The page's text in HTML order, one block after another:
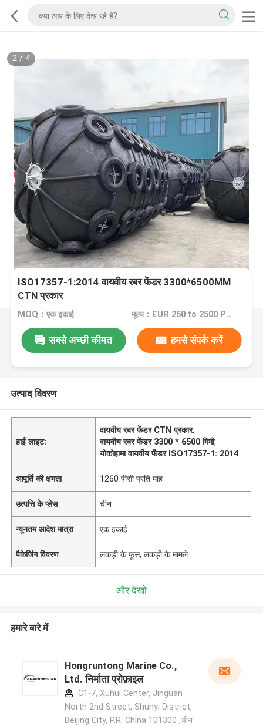
2/ 4
ISO17357-1:2014 वायवीय रबर फेंडर 3300*6500MM
CTN प्रकार
MOQ：एक इकाई मूल्य：EUR 250 to 2500 Per Piece
सबसे अच्छी कीमत हमसे संपर्क करें
उत्पाद विवरण
हाई लाइट:
वायवीय रबर फेंडर CTN प्रकार,
वायवीय रबर फेंडर 3300 * 6500 मिमी,
योकोहामा वायवीय फेंडर ISO17357-1: 2014
आपूर्ति की क्षमता 1260 पीसी प्रति माह
उत्पत्ति के प्लेस चीन
न्यूनतम आदेश मात्रा एक इकाई
पैकेजिंग विवरण लकड़ी के फूस, लकड़ी के मामले
और देखो
हमारे बारे में
Hongruntong Marine Co.,
Ltd. निर्माता प्रोफ़ाइल
C1-7, Xuhui Center, Jinguan
North 2nd Street, Shunyi District,
Beijing City, P.R. China 101300 ,चीन